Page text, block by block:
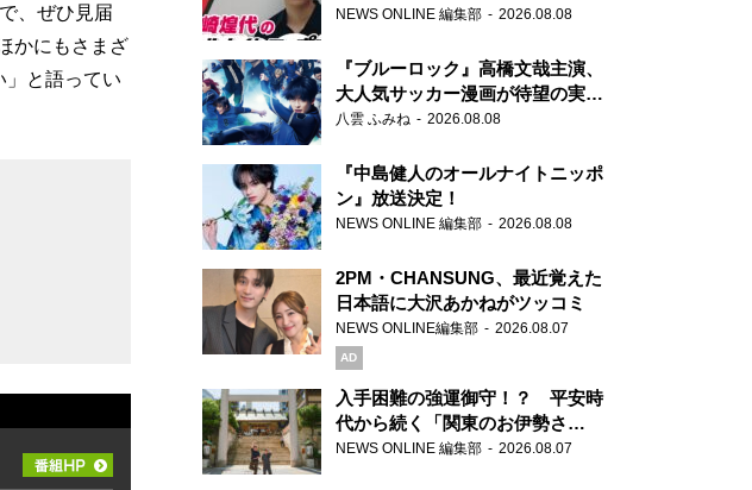
、ぜひ見届
かにもさまざ
」と語ってい
0(ZERO)』に初登場「今からとて
NEWS ONLINE 編集部 2026.08.08
『ブルーロック』高橋文哉主演、
大人気サッカー漫画が待望の実写
映画に
八雲 ふみね 2026.08.08
『中島健人のオールナイトニッポ
ン』放送決定！
NEWS ONLINE 編集部 2026.08.08
2PM・CHANSUNG、最近覚えた
日本語に大沢あかねがツッコミ
NEWS ONLINE編集部 2026.08.07
AD
入手困難の強運御守！？ 平安時
代から続く「関東のお伊勢さ
ま」、芝大神宮にてランパンプス
NEWS ONLINE 編集部 2026.08.07